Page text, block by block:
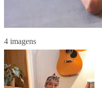
4 imagens